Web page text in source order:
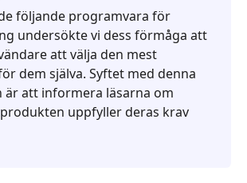
följande programvara för
undersökte vi dess förmåga att
att välja den mest
dem själva. Syftet med denna
är att informera läsarna om
uppfyller deras krav